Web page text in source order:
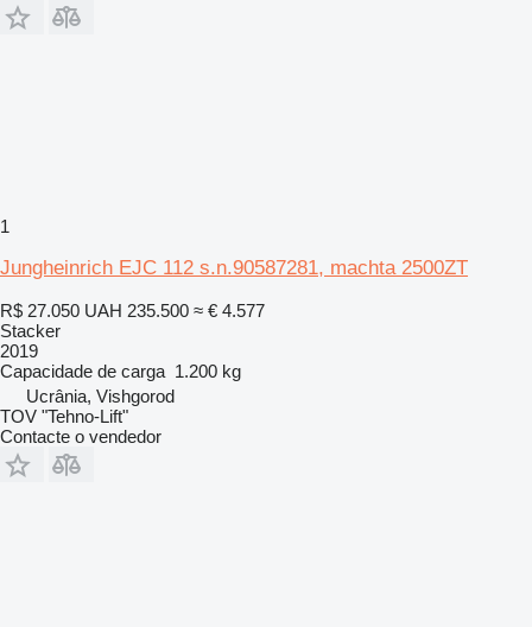
1
Jungheinrich EJC 112 s.n.90587281, machta 2500ZT
R$ 27.050 UAH 235.500 ≈ € 4.577
Stacker
2019
Capacidade de carga 1.200 kg
Ucrânia, Vishgorod
TOV "Tehno-Lift"
Contacte o vendedor